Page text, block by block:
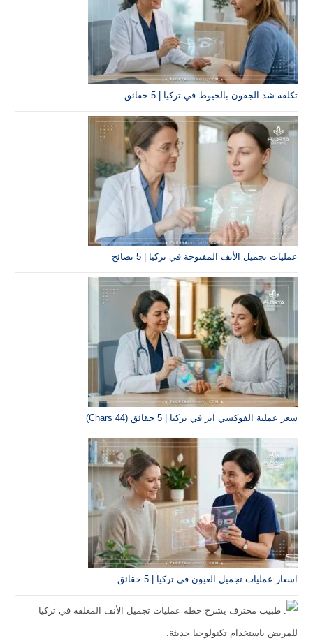
تكلفة شد الجفون بالخيوط في تركيا | 5 حقائق
عمليات تجميل الأنف المفتوحة في تركيا | 5 نصائح
سعر عملية الفوكسي آيز في تركيا | 5 حقائق (44 Chars)
اسعار عمليات تجميل العيون في تركيا | 5 حقائق